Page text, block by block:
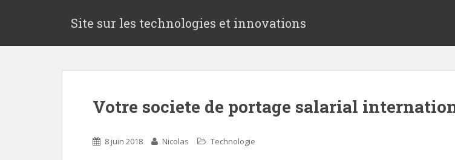
p
Site sur les technologies et innovations
Votre societe de portage salarial
8 juin 2018 Nicolas Technologie